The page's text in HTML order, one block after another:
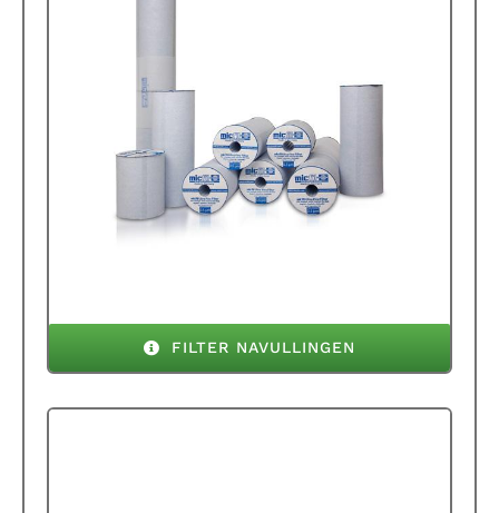
FILTER NAVULLINGEN